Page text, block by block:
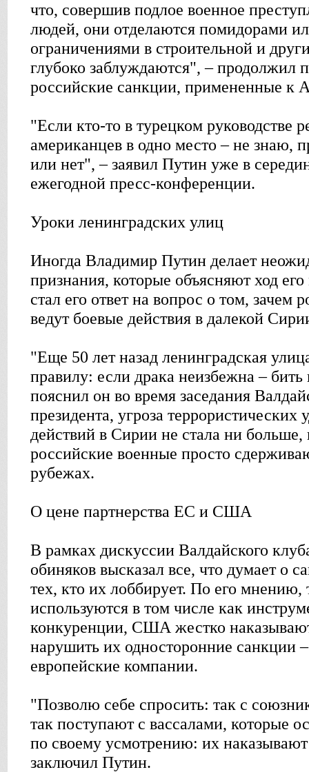
что, совершив подлое военное
людей, они отделаются помидорами
ограничениями в строительной и
глубоко заблуждаются", – продолжил
российские санкции, примененные к
"Если кто-то в турецком руководстве
американцев в одно место – не знаю,
или нет", – заявил Путин уже в
ежегодной пресс-конференции.
Уроки ленинградских улиц
Иногда Владимир Путин делает
признания, которые объясняют ход
стал его ответ на вопрос о том, зачем
ведут боевые действия в далекой
"Еще 50 лет назад ленинградская
правилу: если драка неизбежна –
пояснил он во время заседания
президента, угроза террористических
действий в Сирии не стала ни
российские военные просто
рубежах.
О цене партнерства ЕС и США
В рамках дискуссии Валдайского
обиняков высказал все, что думает о
тех, кто их лоббирует. По его мнению,
используются в том числе как
конкуренции, США жестко
нарушить их односторонние санкции
европейские компании.
"Позволю себе спросить: так с
так поступают с вассалами, которые
по своему усмотрению: их
заключил Путин.